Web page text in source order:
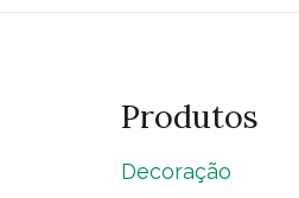
Produtos
Decoração